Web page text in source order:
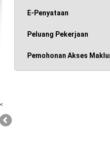
E-Penyataan
Peluang Pekerjaan
Pemohonan Akses
<